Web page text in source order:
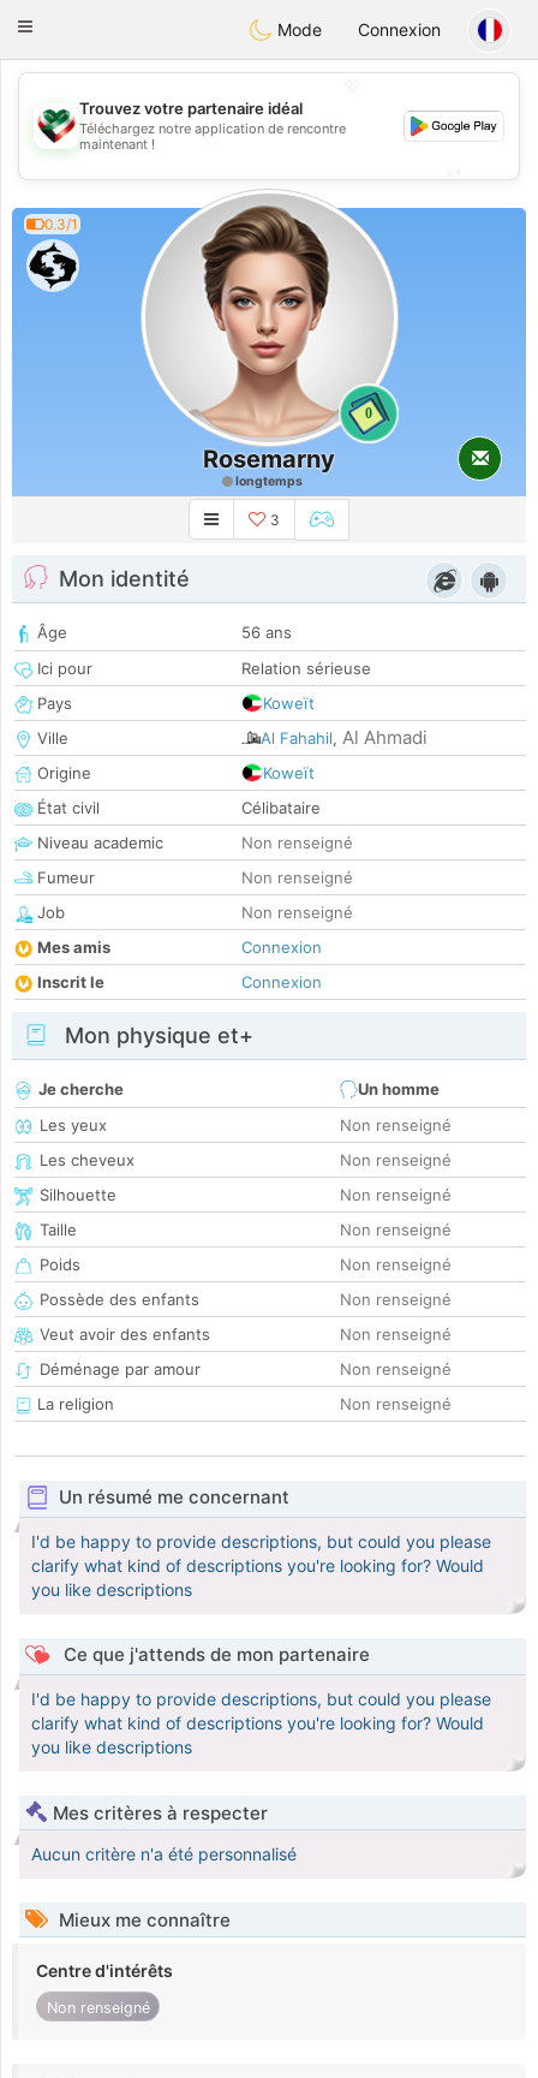
KuwaitChat
Toggle
Mode Connexion
💖
💕
Trouvez votre partenaire idéal
Téléchargez notre application de rencontre
maintenant !
0.3/1
0
Rosemarny
longtemps
3
Mon identité
Âge
56 ans
Ici pour
Relation sérieuse
Pays
Koweït
Ville
Al Fahahil, Al Ahmadi
Origine
Koweït
État civil
Célibataire
Niveau academic
Non renseigné
Fumeur
Non renseigné
Job
Non renseigné
Mes amis
Connexion
Inscrit le
Connexion
Mon physique et+
Je cherche
Un homme
Les yeux
Non renseigné
Les cheveux
Non renseigné
Silhouette
Non renseigné
Taille
Non renseigné
Poids
Non renseigné
Possède des enfants
Non renseigné
Veut avoir des enfants
Non renseigné
Déménage par amour
Non renseigné
La religion
Non renseigné
Un résumé me concernant
I'd be happy to provide descriptions, but could you please
clarify what kind of descriptions you're looking for? Would
you like descriptions
Ce que j'attends de mon partenaire
I'd be happy to provide descriptions, but could you please
clarify what kind of descriptions you're looking for? Would
you like descriptions
Mes critères à respecter
Aucun critère n'a été personnalisé
Mieux me connaître
Centre d'intérêts
Non renseigné